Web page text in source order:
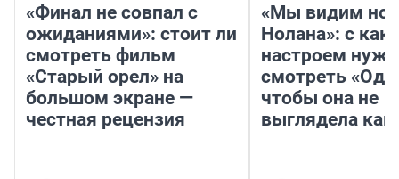
«Финал не совпал с
ожиданиями»: стоит ли
смотреть фильм
«Старый орел» на
большом экране —
честная рецензия
«Мы видим
Нолана»: с
настроем
смотреть
чтобы она не
выглядела как